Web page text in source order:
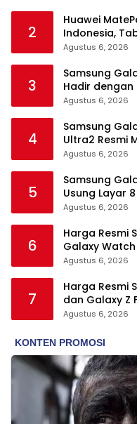
2
Huawei
Indonesia,
Agustus 6, 2026
3
Samsung
Hadir dengan
Agustus 6, 2026
4
Samsung
Ultra2 Resmi
Wear Elite,
Agustus 6, 2026
5
Samsung
Usung Layar
Snapdragon 8
Agustus 6, 2026
6
Harga Resmi
Galaxy
Jutaan
Agustus 6, 2026
7
Harga Resmi
dan Galaxy Z
Jutaan
Agustus 6, 2026